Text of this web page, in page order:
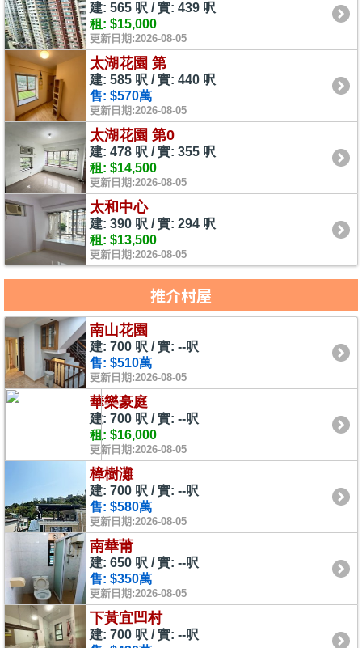
建: 565 呎 / 實: 439 呎
租: $15,000
更新日期:2026-08-05
太湖花園 第
建: 585 呎 / 實: 440 呎
售: $570萬
更新日期:2026-08-05
太湖花園 第0
建: 478 呎 / 實: 355 呎
租: $14,500
更新日期:2026-08-05
太和中心
建: 390 呎 / 實: 294 呎
租: $13,500
更新日期:2026-08-05
推介村屋
南山花園
建: 700 呎 / 實: --呎
售: $510萬
更新日期:2026-08-05
華樂豪庭
建: 700 呎 / 實: --呎
租: $16,000
更新日期:2026-08-05
樟樹灘
建: 700 呎 / 實: --呎
售: $580萬
更新日期:2026-08-05
南華莆
建: 650 呎 / 實: --呎
售: $350萬
更新日期:2026-08-05
下黃宜凹村
建: 700 呎 / 實: --呎